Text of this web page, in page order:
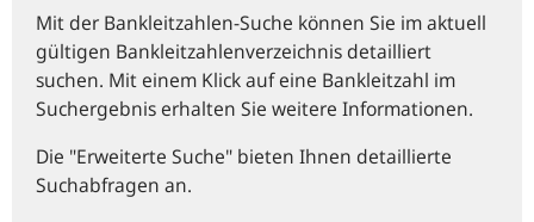
Mit der Bankleitzahlen-Suche können Sie im aktuell
gültigen Bankleitzahlenverzeichnis detailliert
suchen. Mit einem Klick auf eine Bankleitzahl im
Suchergebnis erhalten Sie weitere Informationen.
Die "Erweiterte Suche" bieten Ihnen detaillierte
Suchabfragen an.